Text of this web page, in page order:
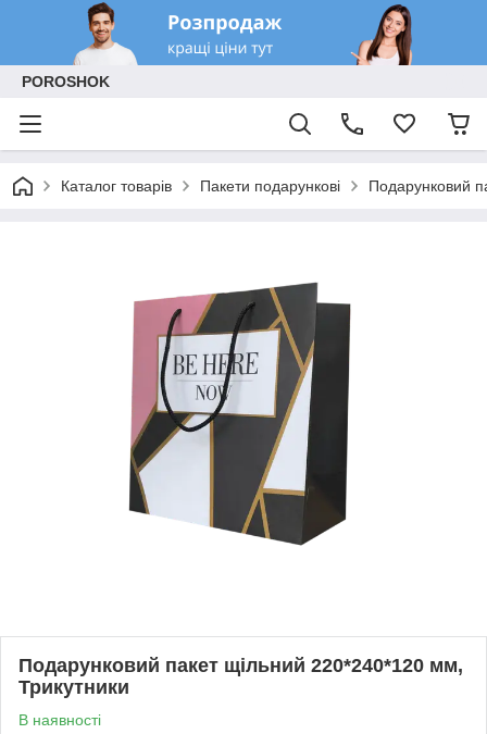
POROSHOK
Каталог товарів Пакети подарункові Подарунковий
Подарунковий пакет щільний 220*240*120 мм,
Трикутники
В наявності